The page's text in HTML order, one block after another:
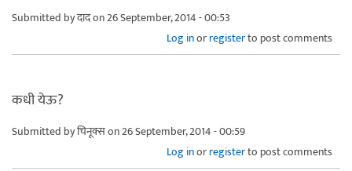
Submitted byदादon 26 September, 2014 - 00:53
Log inorregisterto post comments
कधी येऊ?
Submitted byचिनूक्सon 26 September, 2014 - 00:59
Log inorregisterto post comments